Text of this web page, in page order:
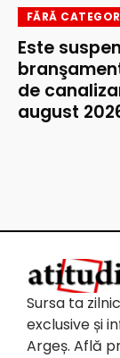
FĂRĂ
Este
de
august
Sursa ta
exclusive și
Argeș. Află